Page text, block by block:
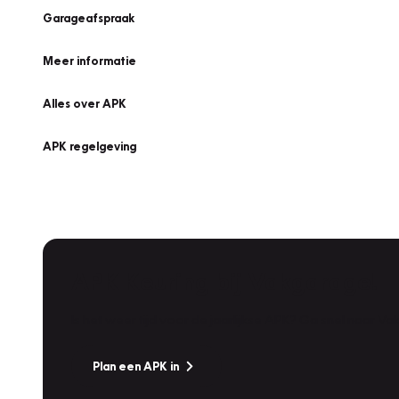
Garageafspraak
Meer informatie
Alles over APK
APK regelgeving
Plan een APK in